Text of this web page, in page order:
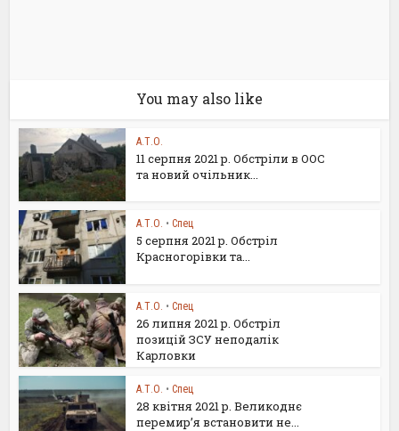
You may also like
А.Т.О.
11 серпня 2021 р. Обстріли в ООС
та новий очільник...
А.Т.О. • Спец
5 серпня 2021 р. Обстріл
Красногорівки та...
А.Т.О. • Спец
26 липня 2021 р. Обстріл
позицій ЗСУ неподалік
Карловки
А.Т.О. • Спец
28 квітня 2021 р. Великоднє
перемир’я встановити не...